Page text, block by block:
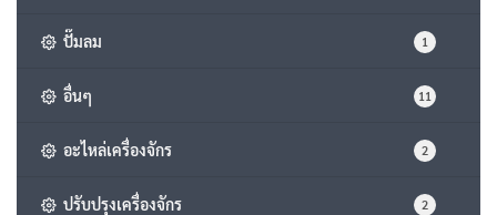
ปั๊มลม 1
อื่นๆ 11
อะไหล่เครื่องจักร 2
ปรับปรุงเครื่องจักร 2